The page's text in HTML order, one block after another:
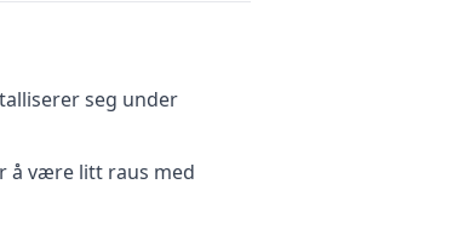
seg under
å være litt raus med